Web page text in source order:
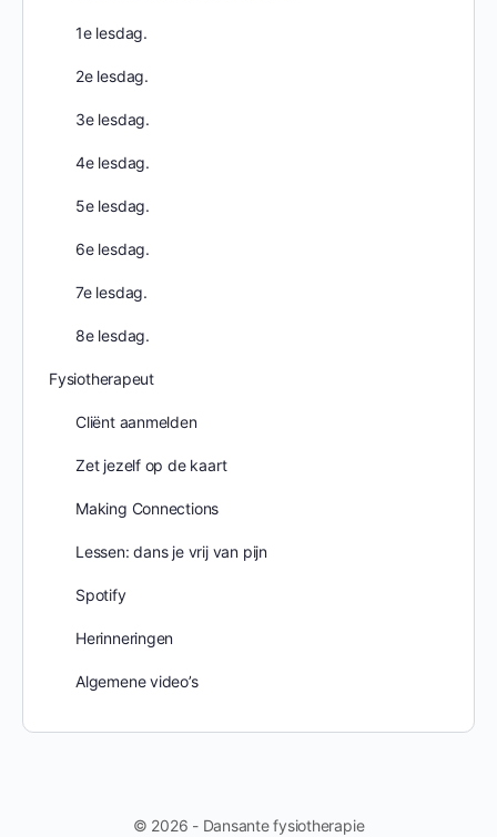
1e lesdag.
2e lesdag.
3e lesdag.
4e lesdag.
5e lesdag.
6e lesdag.
7e lesdag.
8e lesdag.
Fysiotherapeut
Cliënt aanmelden
Zet jezelf op de kaart
Making Connections
Lessen: dans je vrij van pijn
Spotify
Herinneringen
Algemene video’s
© 2026 - Dansante fysiotherapie